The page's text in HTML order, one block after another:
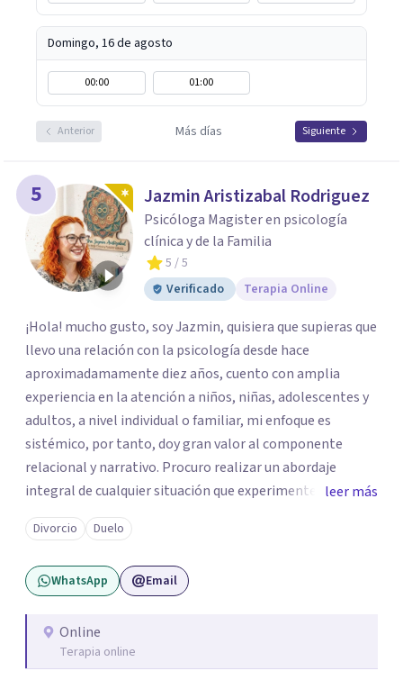
Domingo, 16 de agosto
00:00 01:00
Anterior Más días Siguiente
5 Jazmin Aristizabal Rodriguez
Psicóloga Magister en psicología
clínica y de la Familia
5 / 5
Verificado
Terapia Online
¡Hola! mucho gusto, soy Jazmin, quisiera que supieras que
llevo una relación con la psicología desde hace
aproximadamamente diez años, cuento con amplia
experiencia en la atención a niños, niñas, adolescentes y
adultos, a nivel individual o familiar, mi enfoque es
sistémico, por tanto, doy gran valor al componente
relacional y narrativo. Procuro realizar un abordaje
integral de cualquier situación que experimenten mis
consultantes y así lograr una comprensión que favorezca
procesos de aprendizaje significativo y potencializar así
la movilización de recursos en pro de la solución y el
bienestar.
leer más
Divorcio Duelo
WhatsApp Email
Online
Terapia online